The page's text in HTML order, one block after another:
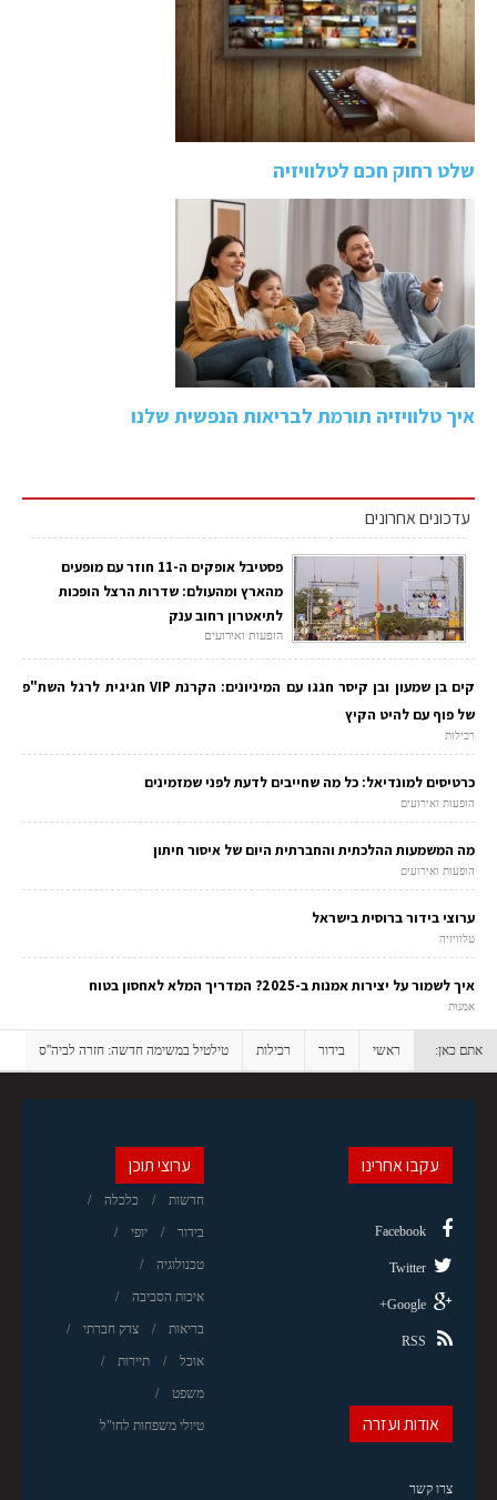
שלט רחוק חכם לטלוויזיה
איך טלוויזיה תורמת לבריאות הנפשית שלנו
עדכונים אחרונים
פסטיבל אופקים ה-11 חוזר עם מופעים
מהארץ ומהעולם: שדרות הרצל הופכות
לתיאטרון רחוב ענק
הופעות ואירועים
קים בן שמעון ובן קיסר חגגו עם המיניונים: הקרנת VIP חגיגית לרגל השת"פ
של פוף עם להיט הקיץ
רכילות
כרטיסים למונדיאל: כל מה שחייבים לדעת לפני שמזמינים
הופעות ואירועים
מה המשמעות ההלכתית והחברתית היום של איסור חיתון
הופעות ואירועים
ערוצי בידור ברוסית בישראל
טלוויזיה
איך לשמור על יצירות אמנות ב-2025? המדריך המלא לאחסון בטוח
אמנות
אתם כאן: ראשי בידור רכילות טילטיל במשימה חדשה: חזרה לביה''ס
ערוצי תוכן
חדשות כלכלה
בידור יופי
טכנולוגיה
איכות הסביבה
בריאות צדק חברתי
אוכל תיירות
משפט
טיולי משפחות לחו"ל
עקבו אחרינו
Facebook
Twitter
Google+
RSS
אודות ועזרה
צרו קשר